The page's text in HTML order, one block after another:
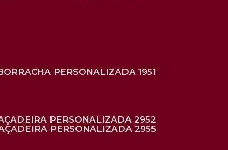
BORRACHA PERSONALIZADA 1951
PERSONALIZADA 2952
PERSONALIZADA 2955